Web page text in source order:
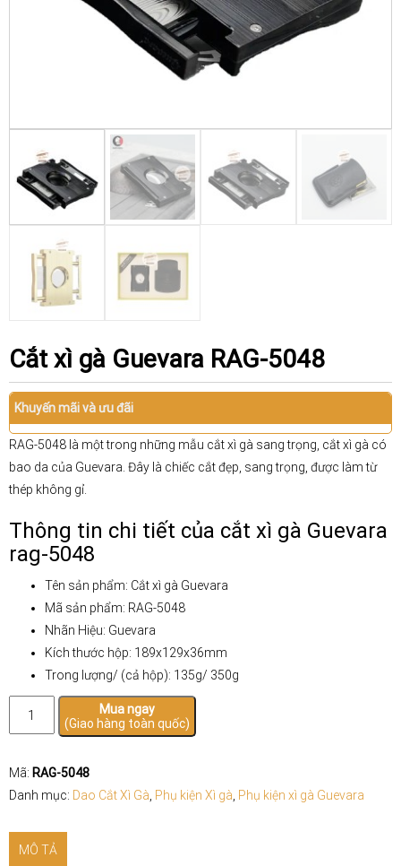
Cắt xì gà Guevara RAG-5048
Khuyến mãi và ưu đãi
RAG-5048 là một trong những mẫu cắt xì gà sang trọng, cắt xì gà có
bao da của Guevara. Đây là chiếc cắt đẹp, sang trọng, được làm từ
thép không gỉ.
Thông tin chi tiết của cắt xì gà Guevara
rag-5048
Tên sản phẩm: Cắt xì gà Guevara
Mã sản phẩm: RAG-5048
Nhãn Hiệu: Guevara
Kích thước hộp: 189x129x36mm
Trong lượng/ (cả hộp): 135g/ 350g
Guevara
RAG-
Mua ngay
(Giao hàng toàn quốc)
Mã: RAG-5048
Danh mục: Dao Cắt Xì Gà, Phụ kiện Xì gà, Phụ kiện xì gà Guevara
MÔ TẢ